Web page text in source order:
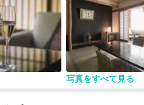
写真をすべて見る